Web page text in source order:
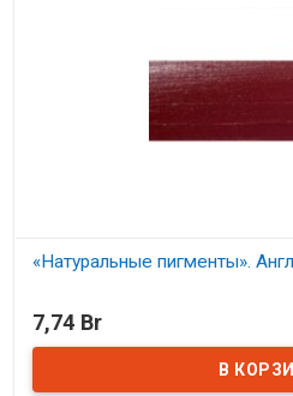
«Натуральные пигменты».
7,74 Br